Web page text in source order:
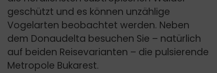
geschützt und es können unzählige
Vogelarten beobachtet werden. Neben
dem Donaudelta besuchen Sie – natürlich
auf beiden Reisevarianten – die pulsierende
Metropole Bukarest.